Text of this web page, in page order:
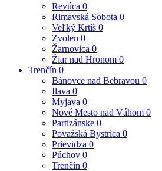
Revúca 0
Rimavská Sobota 0
Veľký Krtíš 0
Zvolen 0
Žarnovica 0
Žiar nad Hronom 0
Trenčín 0
Bánovce nad Bebravou 0
Ilava 0
Myjava 0
Nové Mesto nad Váhom 0
Partizánske 0
Považská Bystrica 0
Prievidza 0
Púchov 0
Trenčín 0